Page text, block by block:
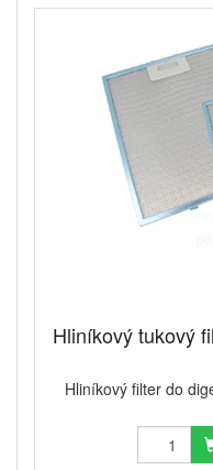
Hliníkový tukový
Hliníkový filter do